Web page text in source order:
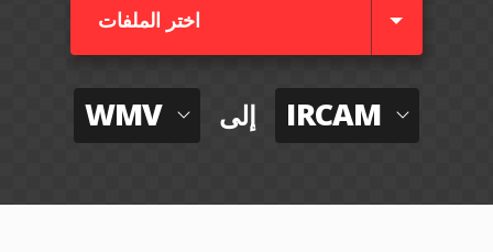
اختر الملفات
WMV إلى IRCAM